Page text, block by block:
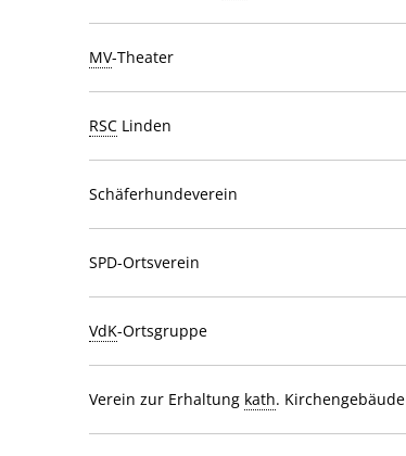
MV-Theater
RSC Linden
Schäferhundeverein
SPD-Ortsverein
VdK-Ortsgruppe
Verein zur Erhaltung kath. Kirchengebäude